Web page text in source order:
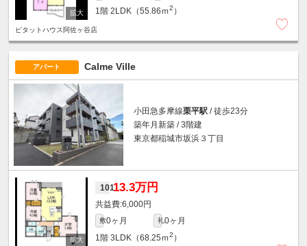
1階 2LDK（55.86ｍ2 ）
ピタットハウス阿佐ヶ谷店
アパート Calme Ville
小田急多摩線栗平駅 / 徒歩23分
築年月新築 / 3階建
東京都稲城市坂浜３丁目
10113.3万円
6,000円
敷0ヶ月 礼0ヶ月
1階 3LDK（68.25ｍ2 ）